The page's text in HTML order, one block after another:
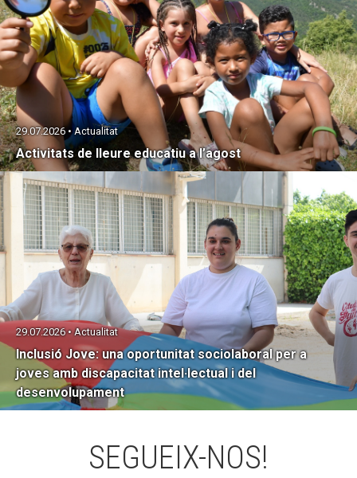
Activitats de lleure educatiu a l’agost
29.07.2026 • Actualitat
Inclusió Jove: una oportunitat sociolaboral per a
joves amb discapacitat intel·lectual i del
desenvolupament
29.07.2026 • Actualitat
SEGUEIX-NOS!